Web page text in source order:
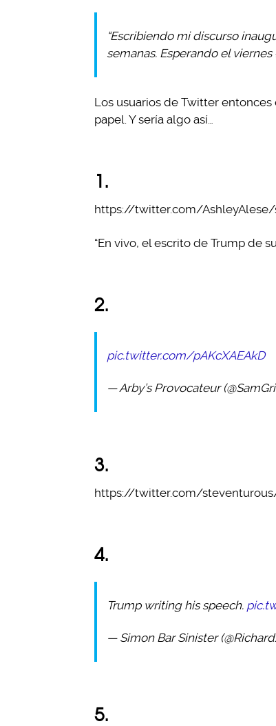
“Escribiendo mi discurso
semanas. Esperando el
Los usuarios de Twitter
papel. Y sería algo así…
1.
https://twitter.com/AshleyAlese/
“En vivo, el escrito de Trump de
2.
pic.twitter.com/pAKcXAEAkD
— Arby’s Provocateur
3.
https://twitter.com/
4.
Trump writing his speech.
— Simon Bar Sinister
5.